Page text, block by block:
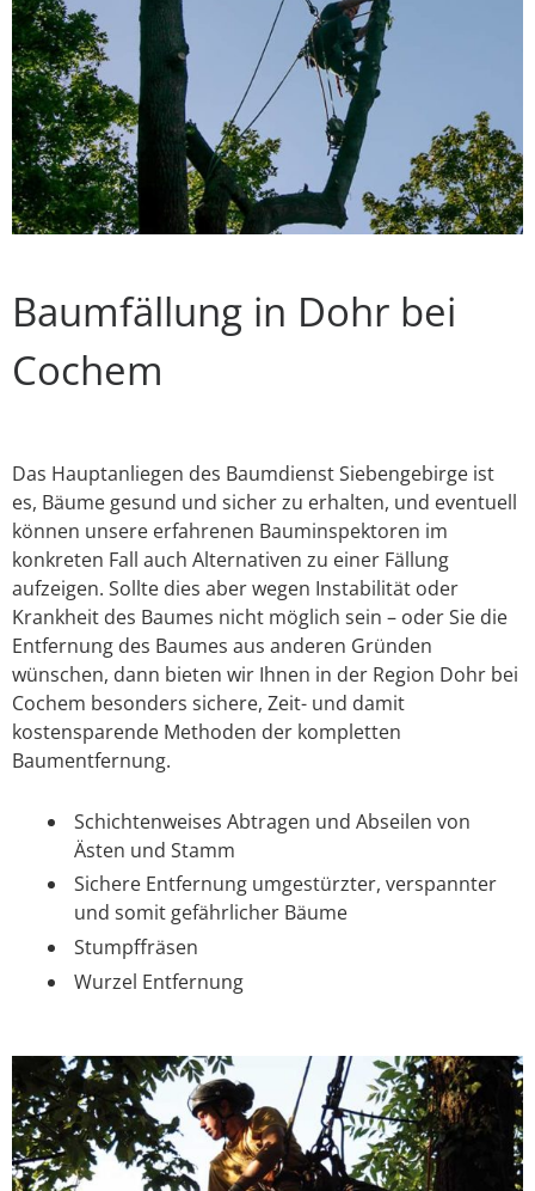
Baumfällung in Dohr bei
Cochem
Das Hauptanliegen des Baumdienst Siebengebirge ist
es, Bäume gesund und sicher zu erhalten, und eventuell
können unsere erfahrenen Bauminspektoren im
konkreten Fall auch Alternativen zu einer Fällung
aufzeigen. Sollte dies aber wegen Instabilität oder
Krankheit des Baumes nicht möglich sein – oder Sie die
Entfernung des Baumes aus anderen Gründen
wünschen, dann bieten wir Ihnen in der Region Dohr bei
Cochem besonders sichere, Zeit- und damit
kostensparende Methoden der kompletten
Baumentfernung.
Schichtenweises Abtragen und Abseilen von
Ästen und Stamm
Sichere Entfernung umgestürzter, verspannter
und somit gefährlicher Bäume
Stumpffräsen
Wurzel Entfernung